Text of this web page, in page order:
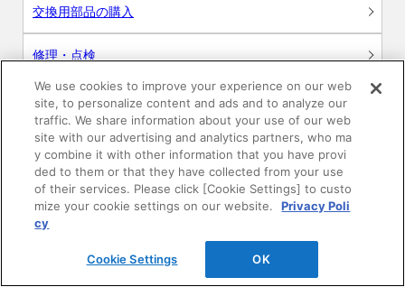
交換用部品の購入
修理・点検
お問い合わせ
ログイン
建築・設計関係者様向けサイト
ユーザー登録サービス
WEB見積システム
We use cookies to improve your experience on our web
site, to personalize content and ads and to analyze our
traffic. We share information about your use of our web
site with our advertising and analytics partners, who ma
y combine it with other information that you have provi
ded to them or that they have collected from your use
of their services. Please click [Cookie Settings] to custo
mize your cookie settings on our website.
Privacy Poli
cy
Cookie Settings OK